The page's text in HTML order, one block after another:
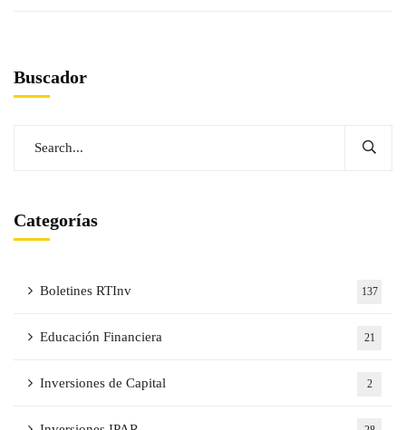
Buscador
Categorías
Boletines RTInv 137
Educación Financiera 21
Inversiones de Capital 2